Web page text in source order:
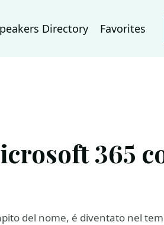
Directory Favorites
365
del nome, é diventato nel